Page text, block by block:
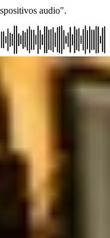
audio".